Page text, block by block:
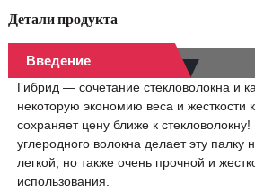
Детали продукта
Введение
Гибрид — сочетание стекловолокна и
некоторую экономию веса и жесткости
сохраняет цену ближе к стекловолокну!
углеродного волокна делает эту палку
легкой, но также очень прочной и
использования.